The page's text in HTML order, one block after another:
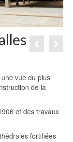
vue du plus
de la
et des travaux
fortifiées